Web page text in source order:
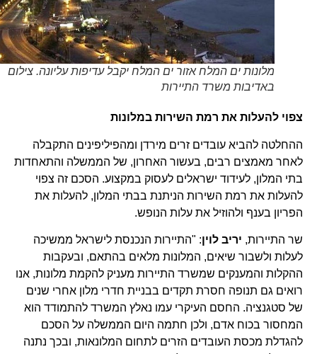
מלונות ים המלח אזור ים המלח יקבל עדיפות עליונה. צילום
באדיבות משרד התיירות
צפוי להעלות את רמת השירות במלונות
ההחלטה להביא עובדים זרים מירדן ומהפיליפינים התקבלה
לאחר מאמצים רבים, בעשור האחרון, של הממשלה והתאחדות
בתי המלון, לעידוד ישראלים לעסוק במקצוע. הסכם זה צפוי
להעלות את רמת השירות הניתנת בבתי המלון, להעלות את
הפריון בענף ולהוזיל את עלות הנופש.
שר התיירות,יריב לוין: "התיירות הנכנסת לישראל ממשיכה
לעלות ולשבור שיאים, המלונות מלאים בהתאם, ובעקבות
ההקלות והמענקים שמשרד התיירות מעניק להקמת מלונות, אנו
רואים גם תנופה חסרת תקדים בבניית חדרי מלון אחרי שנים
של סטגנציה. החסם העיקרי עמו נאלץ המשרד להתמודד הוא
המחסור בכוח אדם, ולכן חתמה היום הממשלה על הסכם
להגדלת מכסת העובדים הזרים לתחום המלונאות, ובכך נתנה